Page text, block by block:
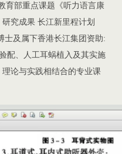
育部重点课题《听力语言康
究成果 长江新里程计划
及属下香港长江集团资助:
配、人工耳蜗植入及其实施
论与实践相结合的专业课